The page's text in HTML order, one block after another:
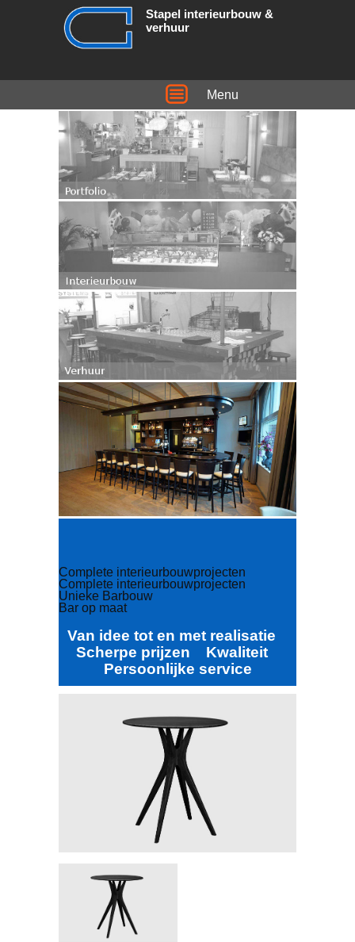
Stapel interieurbouw &
verhuur
Menu
Complete interieurbouwprojecten
Complete interieurbouwprojecten
Unieke Barbouw
Bar op maat
Van idee tot en met realisatie
Scherpe prijzen Kwaliteit
Persoonlijke service